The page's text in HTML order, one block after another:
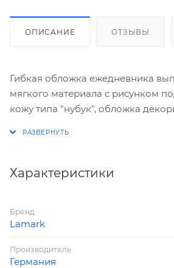
ОПИСАНИЕ ОТЗЫВЫ
Гибкая обложка ежедневника
мягкого материала с рисунком
кожу типа "нубук", обложка
черная печать, на нахзаце - карта
Обложка из искусственной кожи
любой вид персонализации
фольга- золотая, серебряная,
Характеристики
Бренд
Lamark
Производитель
Германия